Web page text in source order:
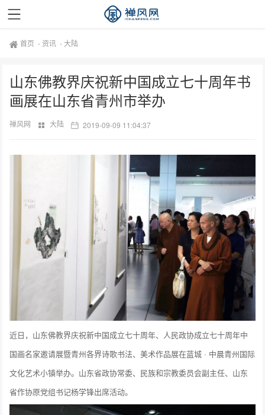
首页 - 资讯 -大陆
山东佛教界庆祝新中国成立七十周年书
画展在山东省青州市举办
禅风网 大陆 2019-09-09 11:04:37
近日，山东佛教界庆祝新中国成立七十周年、人民政协成立七十周年中
国画名家邀请展暨青州各界诗歌书法、美术作品展在蓝城 · 中晨青州国际
文化艺术小镇举办。山东省政协常委、民族和宗教委员会副主任、山东
省作协原党组书记杨学锋出席活动。